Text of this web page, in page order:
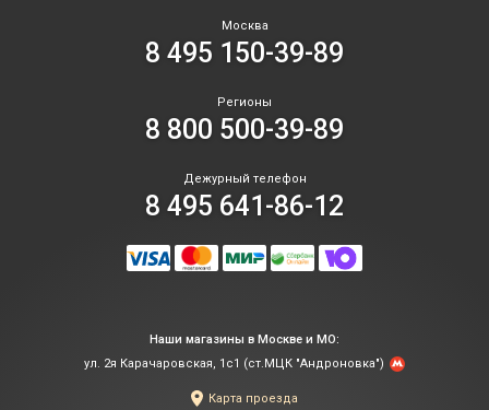
Москва
8 495 150-39-89
Регионы
8 800 500-39-89
Дежурный телефон
8 495 641-86-12
Наши магазины в Москве и МО:
ул. 2я Карачаровская, 1с1 (ст.МЦК "Андроновка")
Карта проезда